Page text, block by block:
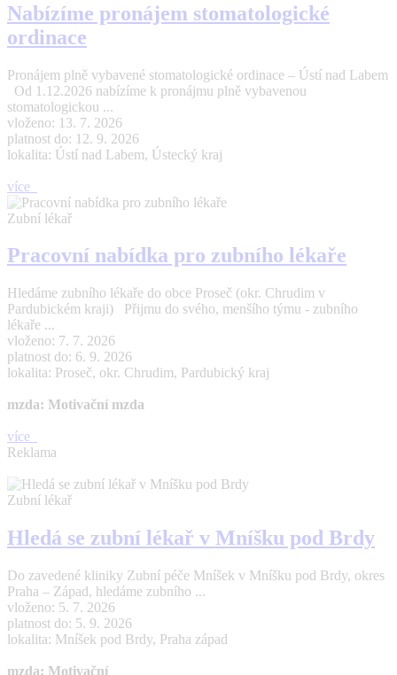
Nabízíme pronájem stomatologické
ordinace
Pronájem plně vybavené stomatologické ordinace – Ústí nad Labem
Od 1.12.2026 nabízíme k pronájmu plně vybavenou
stomatologickou ...
vloženo: 13. 7. 2026
platnost do: 12. 9. 2026
lokalita: Ústí nad Labem, Ústecký kraj
více
Zubní lékař
Pracovní nabídka pro zubního lékaře
Hledáme zubního lékaře do obce Proseč (okr. Chrudim v
Pardubickém kraji) Přijmu do svého, menšího týmu - zubního
lékaře ...
vloženo: 7. 7. 2026
platnost do: 6. 9. 2026
lokalita: Proseč, okr. Chrudim, Pardubický kraj
mzda: Motivační mzda
více
Reklama
Zubní lékař
Hledá se zubní lékař v Mníšku pod Brdy
Do zavedené kliniky Zubní péče Mníšek v Mníšku pod Brdy, okres
Praha – Západ, hledáme zubního ...
vloženo: 5. 7. 2026
platnost do: 5. 9. 2026
lokalita: Mníšek pod Brdy, Praha západ
mzda: Motivační